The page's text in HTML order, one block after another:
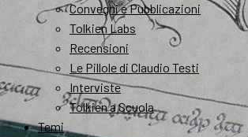
Convegni e Pubblicazioni
Tolkien Labs
Recensioni
Le Pillole di Claudio Testi
Interviste
Tolkien a Scuola
Temi